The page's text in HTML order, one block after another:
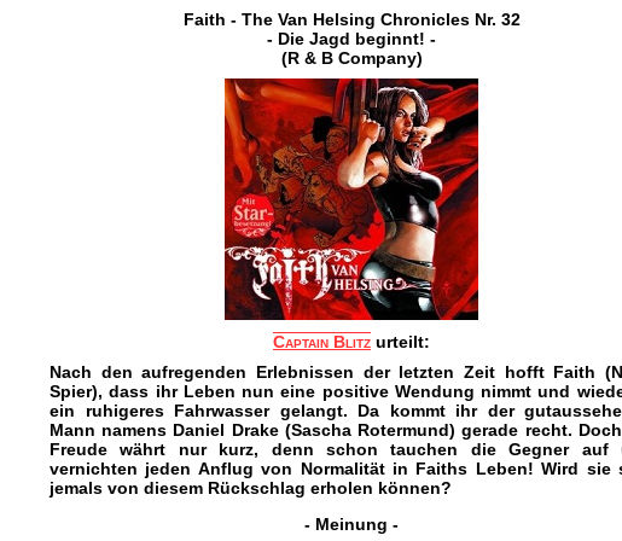
Faith - The Van Helsing Chronicles Nr. 32
- Die Jagd beginnt! -
(R & B Company)
Captain Blitz urteilt:
Nach den aufregenden Erlebnissen der letzten Zeit hofft Faith
Spier), dass ihr Leben nun eine positive Wendung nimmt und
ein ruhigeres Fahrwasser gelangt. Da kommt ihr der
Mann namens Daniel Drake (Sascha Rotermund) gerade recht.
Freude währt nur kurz, denn schon tauchen die Gegner auf
vernichten jeden Anflug von Normalität in Faiths Leben! Wird sie
jemals von diesem Rückschlag erholen können?
- Meinung -